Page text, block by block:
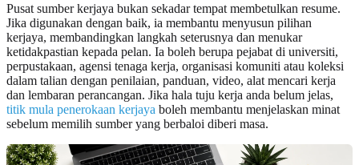
Pusat sumber kerjaya bukan sekadar tempat membetulkan resume.
Jika digunakan dengan baik, ia membantu menyusun pilihan
kerjaya, membandingkan langkah seterusnya dan menukar
ketidakpastian kepada pelan. Ia boleh berupa pejabat di universiti,
perpustakaan, agensi tenaga kerja, organisasi komuniti atau koleksi
dalam talian dengan penilaian, panduan, video, alat mencari kerja
dan lembaran perancangan. Jika hala tuju kerja anda belum jelas,
titik mula penerokaan kerjaya boleh membantu menjelaskan minat
sebelum memilih sumber yang berbaloi diberi masa.